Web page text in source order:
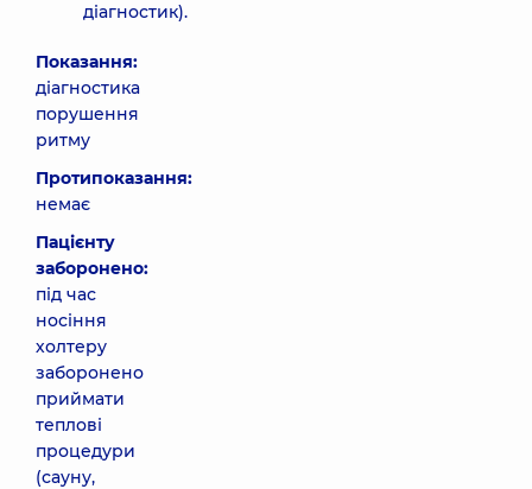
діагностик).
Показання:
діагностика
порушення
ритму
Протипоказання:
немає
Пацієнту
заборонено:
під час
носіння
холтеру
заборонено
приймати
теплові
процедури
(сауну,